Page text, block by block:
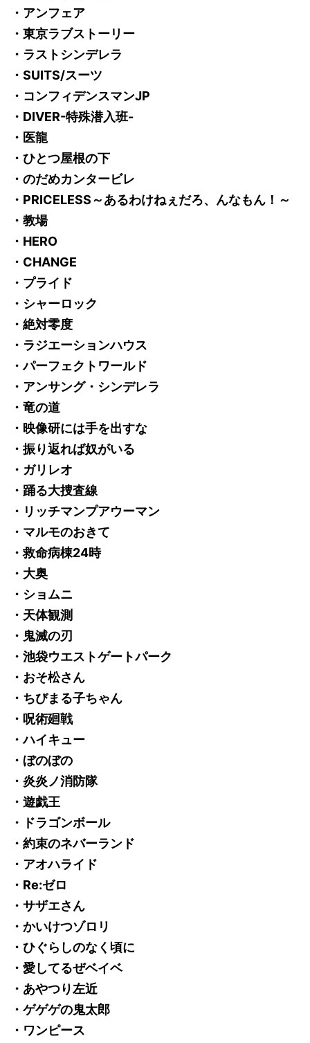
・アンフェア
・東京ラブストーリー
・ラストシンデレラ
・SUITS/スーツ
・コンフィデンスマンJP
・DIVER-特殊潜入班-
・医龍
・ひとつ屋根の下
・のだめカンタービレ
・PRICELESS～あるわけねぇだろ、んなもん！～
・教場
・HERO
・CHANGE
・プライド
・シャーロック
・絶対零度
・ラジエーションハウス
・パーフェクトワールド
・アンサング・シンデレラ
・竜の道
・映像研には手を出すな
・振り返れば奴がいる
・ガリレオ
・踊る大捜査線
・リッチマンプアウーマン
・マルモのおきて
・救命病棟24時
・大奥
・ショムニ
・天体観測
・鬼滅の刃
・池袋ウエストゲートパーク
・おそ松さん
・ちびまる子ちゃん
・呪術廻戦
・ハイキュー
・ぼのぼの
・炎炎ノ消防隊
・遊戯王
・ドラゴンボール
・約束のネバーランド
・アオハライド
・Re:ゼロ
・サザエさん
・かいけつゾロリ
・ひぐらしのなく頃に
・愛してるぜベイベ
・あやつり左近
・ゲゲゲの鬼太郎
・ワンピース